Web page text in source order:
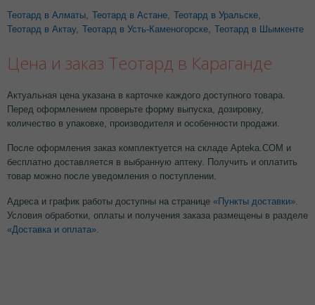
Теотард в Алматы Теотард в Астане Теотард в Уральске
Теотард в Актау, Теотард в Усть-Каменогорске Теотард в Шымкенте
Цена и заказ Теотард в Караганде
Актуальная цена указана в карточке каждого доступного товара.
Перед оформлением проверьте форму выпуска, дозировку,
количество в упаковке, производителя и особенности продажи.
После оформления заказ комплектуется на складе Apteka.COM и
бесплатно доставляется в выбранную аптеку. Получить и оплатить
товар можно после уведомления о поступлении.
Адреса и график работы доступны на странице «Пункты доставки»
Условия обработки, оплаты и получения заказа размещены в разделе
«Доставка и оплата»